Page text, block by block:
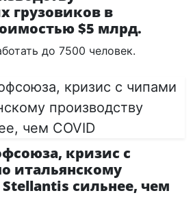
грузовиков в
$5 млрд.
до 7500 человек.
кризис с
итальянскому
сильнее, чем